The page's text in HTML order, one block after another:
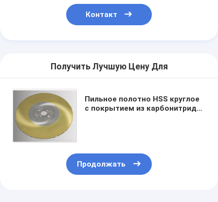
Контакт
Получить Лучшую Цену Для
Пильное полотно HSS круглое
с покрытием из карбонитрида
Продолжать